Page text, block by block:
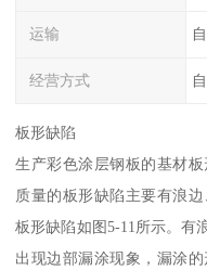
运输
经营方式
板形缺陷
生产彩色涂层钢板的基材
质量的板形缺陷主要有浪
板形缺陷如图5-11所示。有
出现边部漏涂现象，漏涂